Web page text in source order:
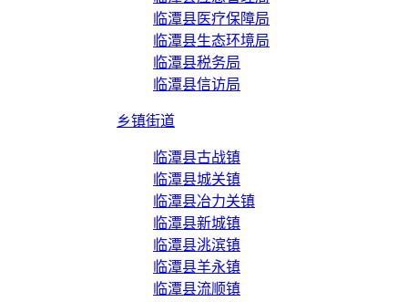
临潭县医疗保障局
临潭县生态环境局
临潭县税务局
临潭县信访局
乡镇街道
临潭县古战镇
临潭县城关镇
临潭县冶力关镇
临潭县新城镇
临潭县洮滨镇
临潭县羊永镇
临潭县流顺镇